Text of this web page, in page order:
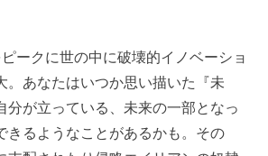
ークに世の中に破壊的イノベーショ
。あなたはいつか思い描いた『未
分が立っている、未来の一部となっ
きるようなことがあるかも。その